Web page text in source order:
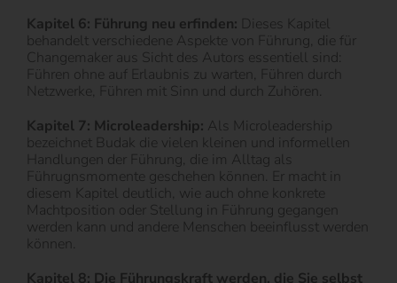
Kapitel 6: Führung neu erfinden: Dieses Kapitel
behandelt verschiedene Aspekte von Führung, die für
Changemaker aus Sicht des Autors essentiell sind:
Führen ohne auf Erlaubnis zu warten, Führen durch
Netzwerke, Führen mit Sinn und durch Zuhören.
Kapitel 7: Microleadership: Als Microleadership
bezeichnet Budak die vielen kleinen und informellen
Handlungen der Führung, die im Alltag als
Führugnsmomente geschehen können. Er macht in
diesem Kapitel deutlich, wie auch ohne konkrete
Machtposition oder Stellung in Führung gegangen
werden kann und andere Menschen beeinflusst werden
können.
Kapitel 8: Die Führungskraft werden, die Sie selbst